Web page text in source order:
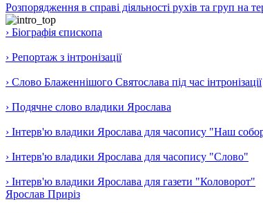
Розпорядження в справі діяльності рухів та груп на
› Біографія єпископа
› Репортаж з інтронізації
› Слово Блаженнішого Святослава під час інтронізації
› Подячне слово владики Ярослава
› Інтерв'ю владики Ярослава для часопису "Наш
› Інтерв'ю владики Ярослава для часопису "Слово"
› Інтерв'ю владики Ярослава для газети "Коловорот"
Ярослав Приріз